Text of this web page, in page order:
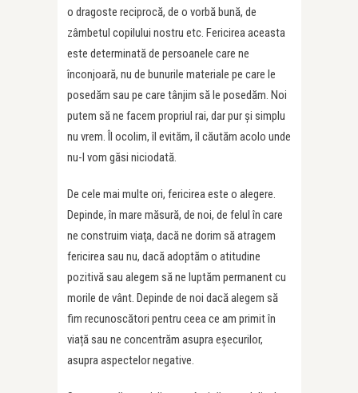
o dragoste reciprocă, de o vorbă bună, de
zâmbetul copilului nostru etc. Fericirea aceasta
este determinată de persoanele care ne
înconjoară, nu de bunurile materiale pe care le
posedăm sau pe care tânjim să le posedăm. Noi
putem să ne facem propriul rai, dar pur şi simplu
nu vrem. Îl ocolim, îl evităm, îl căutăm acolo unde
nu-l vom găsi niciodată.
De cele mai multe ori, fericirea este o alegere.
Depinde, în mare măsură, de noi, de felul în care
ne construim viaţa, dacă ne dorim să atragem
fericirea sau nu, dacă adoptăm o atitudine
pozitivă sau alegem să ne luptăm permanent cu
morile de vânt. Depinde de noi dacă alegem să
fim recunoscători pentru ceea ce am primit în
viață sau ne concentrăm asupra eșecurilor,
asupra aspectelor negative.